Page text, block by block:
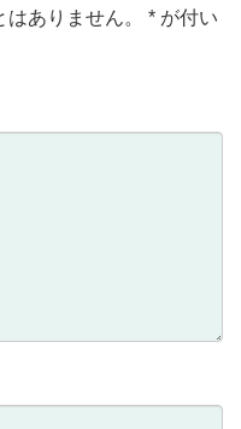
ありません。 * が付い